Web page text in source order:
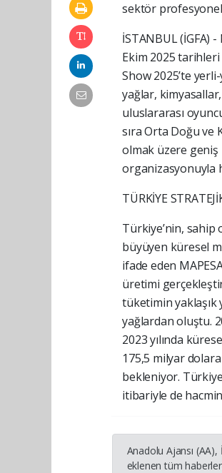
sektör
İSTANBUL (İGFA)
Ekim 2025
Show 2025’te
yağlar,
uluslararası
sıra Orta Doğu ve
olmak üzere geniş
organizasyonuyla
TÜRKİYE
Türkiye’nin, sahip
büyüyen küresel
ifade eden
üretimi
tüketimin yaklaşık
yağlardan oluştu.
2023 yılında
175,5 milyar
bekleniyor.
itibariyle de
Anadolu Ajansı
eklenen tüm